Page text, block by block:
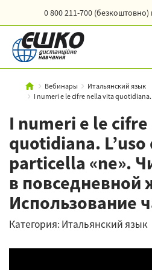
0 800 211-700 (безкоштовно)
Вебинары
Итальянский язык
I numeri e le cifre nella vita quotidiana.
I numeri e le
quotidiana.
particella «ne».
в повседневной
Использование
Категория: Итальянский язык